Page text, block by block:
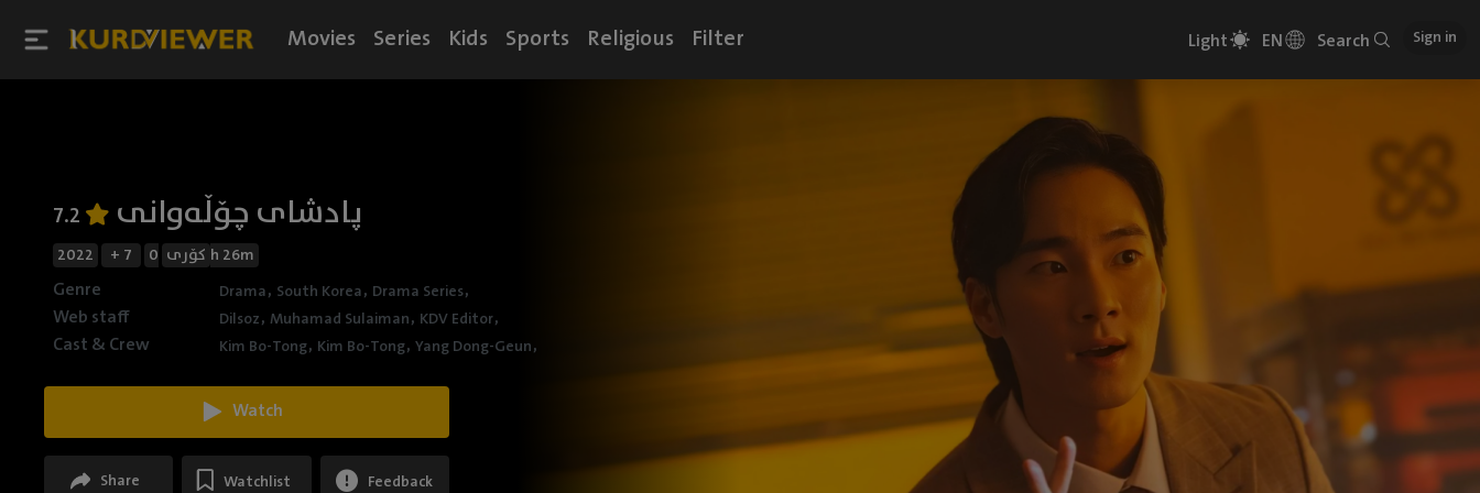
Movies Series Kids Sports Religious Filter Light EN Search Sign in
پادشای چۆڵەوانی
2022 + 7 کۆری 0h 26m
Genre Drama, South Korea, Drama Series,
Web staff
Dilsoz, Muhamad Sulaiman, KDV Editor,
Cast & Crew
Kim Bo-Tong, Kim Bo-Tong, Yang Dong-Geun,
Watch
Share Watchlist Feedback